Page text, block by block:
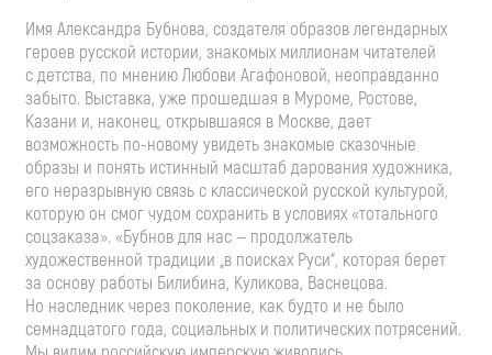
Имя Александра Бубнова, создателя образов легендарных
героев русской истории, знакомых миллионам читателей
с детства, по мнению Любови Агафоновой, неоправданно
забыто. Выставка, уже прошедшая в Муроме, Ростове,
Казани и, наконец, открывшаяся в Москве, дает
возможность по-новомуувидеть знакомые сказочные
образы и понять истинный масштаб дарования художника,
его неразрывную связь с классической русской культурой,
которую он смог чудом сохранить в условиях «тотального
соцзаказа». «Бубнов для нас — продолжатель
художественной традиции „в поисках Руси“, которая берет
за основу работы Билибина, Куликова, Васнецова.
Но наследник через поколение, как будто и не было
семнадцатого года, социальных и политических потрясений.